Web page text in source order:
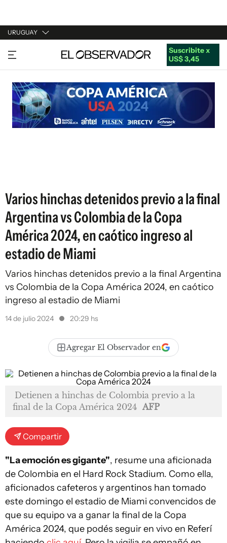
URUGUAY
URUGUAY
ARGENTINA
ESPAÑA
ESTADOS UNIDOS
Suscribite x
US$ 3,45
Varios hinchas detenidos previo a la final
Argentina vs Colombia de la Copa
América 2024, en caótico ingreso al
estadio de Miami
Varios hinchas detenidos previo a la final Argentina
vs Colombia de la Copa América 2024, en caótico
ingreso al estadio de Miami
14 de julio 2024 20:29 hs
Agregar El Observador en
Detienen a hinchas de Colombia previo a la
final de la Copa América 2024 AFP
Compartir
"La emoción es gigante", resume una aficionada
de Colombia en el Hard Rock Stadium. Como ella,
aficionados cafeteros y argentinos han tomado
este domingo el estadio de Miami convencidos de
que su equipo va a ganar la final de la Copa
América 2024, que podés seguir en vivo en Referí